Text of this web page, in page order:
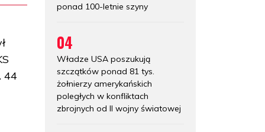
44
ponad 100-letnie szyny
04
Władze USA poszukują
szczątków ponad 81 tys.
żołnierzy amerykańskich
poległych w konfliktach
zbrojnych od II wojny światowej